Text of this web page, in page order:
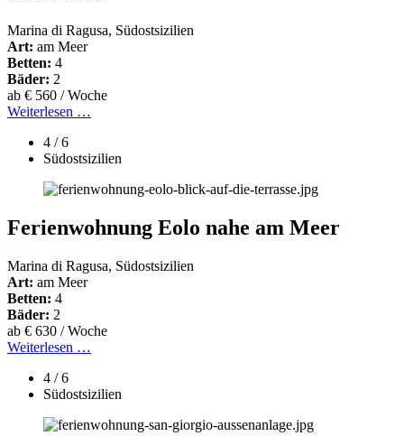
Marina di Ragusa, Südostsizilien
Art: am Meer
Betten: 4
Bäder: 2
ab € 560 / Woche
Weiterlesen …
4 / 6
Südostsizilien
Ferienwohnung Eolo nahe am Meer
Marina di Ragusa, Südostsizilien
Art: am Meer
Betten: 4
Bäder: 2
ab € 630 / Woche
Weiterlesen …
4 / 6
Südostsizilien